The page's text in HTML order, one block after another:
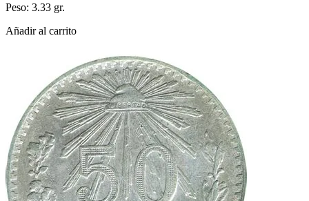
Peso: 3.33 gr.
Añadir al carrito